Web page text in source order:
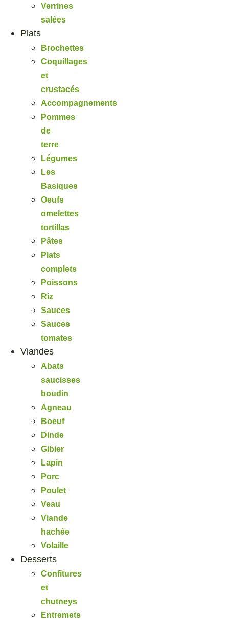
Verrines
salées
Plats
Brochettes
Coquillages
et
crustacés
Accompagnements
Pommes
de
terre
Légumes
Les
Basiques
Oeufs
omelettes
tortillas
Pâtes
Plats
complets
Poissons
Riz
Sauces
Sauces
tomates
Viandes
Abats
saucisses
boudin
Agneau
Boeuf
Dinde
Gibier
Lapin
Porc
Poulet
Veau
Viande
hachée
Volaille
Desserts
Confitures
et
chutneys
Entremets